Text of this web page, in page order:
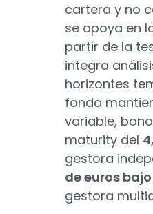
cartera y no
se apoya en
partir de la
integra
horizontes
fondo
variable,
maturity del
gestora
de euros
gestora